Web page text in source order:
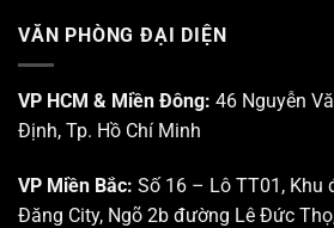
VĂN PHÒNG ĐẠI DIỆN
VP HCM & Miền Đông: 46 Nguyễn
Định, Tp. Hồ Chí Minh
VP Miền Bắc: Số 16 – Lô TT01, Khu
Đăng City, Ngõ 2b đường Lê Đức